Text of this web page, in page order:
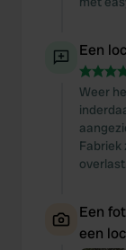
Een
Weer
Fabriek
overlast.
Een
een